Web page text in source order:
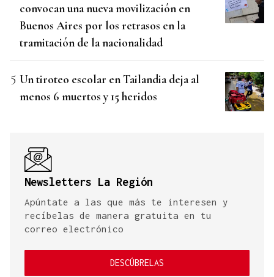
convocan una nueva movilización en
Buenos Aires por los retrasos en la
tramitación de la nacionalidad
Un tiroteo escolar en Tailandia deja al
menos 6 muertos y 15 heridos
Newsletters La Región
Apúntate a las que más te interesen y
recíbelas de manera gratuita en tu
correo electrónico
DESCÚBRELAS